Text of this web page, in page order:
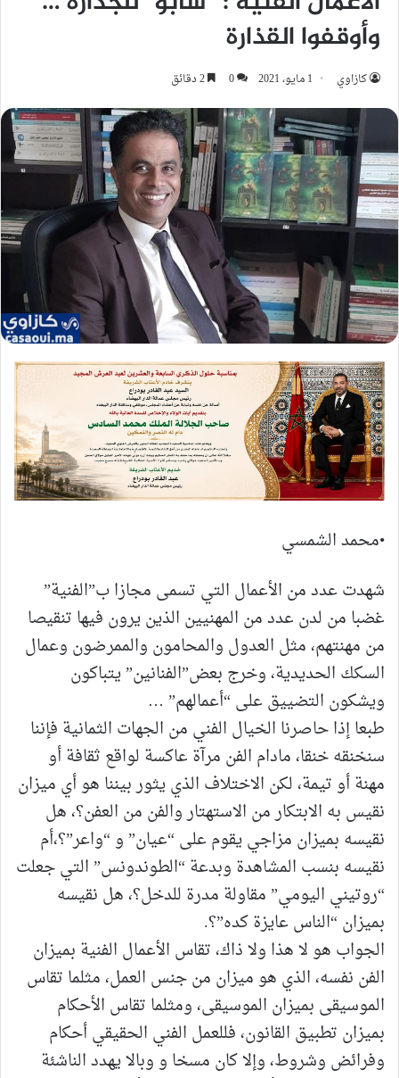
وأوقفوا القذارة
كازاوي 1 مايو، 2021 0
•محمد الشمسي
شهدت عدد من الأعمال التي تسمى مجازا ب”الفنية”
غضبا من لدن عدد من المهنيين الذين يرون فيها تنقيصا
من مهنتهم، مثل العدول والمحامون والممرضون وعمال
السكك الحديدية، وخرج بعض”الفنانين” يتباكون
ويشكون التضييق على “أعمالهم” …
طبعا إذا حاصرنا الخيال الفني من الجهات الثمانية فإننا
سنخنقه خنقا، مادام الفن مرآة عاكسة لواقع ثقافة أو
مهنة أو تيمة، لكن الاختلاف الذي يثور بيننا هو أي ميزان
نقيس به الابتكار من الاستهتار والفن من العفن؟، هل
نقيسه بميزان مزاجي يقوم على “عيان” و “واعر”؟،أم
نقيسه بنسب المشاهدة وبدعة “الطوندونس” التي جعلت
“روتيني اليومي” مقاولة مدرة للدخل؟، هل نقيسه
بميزان “الناس عايزة كده”؟.
الجواب هو لا هذا ولا ذاك، تقاس الأعمال الفنية بميزان
الفن نفسه، الذي هو ميزان من جنس العمل، مثلما تقاس
الموسيقى بميزان الموسيقى، ومثلما تقاس الأحكام
بميزان تطبيق القانون، فللعمل الفني الحقيقي أحكام
وفرائض وشروط، وإلا كان مسخا و وبالا يهدد الناشئة